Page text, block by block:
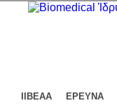
ΙΙΒΕΑΑ ΕΡΕΥΝΑ